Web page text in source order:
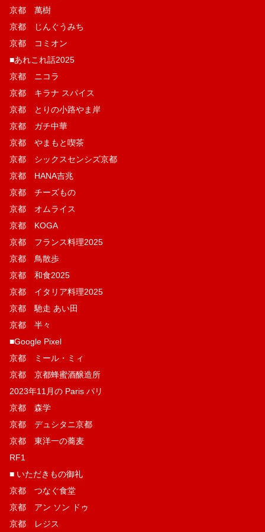
京都 萬樹
京都 じんぐうみち
京都 コミオン
■あれこれ話2025
京都 ニコラ
京都 キラナ スパイス
京都 とりの小路やま岸
京都 ガチ中華
京都 やまもと喫茶
京都 シックスセンシズ京都
京都 HANA吉兆
京都 チーズもの
京都 オムライス
京都 KOGA
京都 フランス料理2025
京都 鳥散歩
京都 和食2025
京都 イタリア料理2025
京都 馳走 あい田
京都 半々
■Google Pixel
京都 ミール・ミィ
京都 京都蜂蜜酒醸造所
2023年11月の Paris パリ
京都 森学
京都 デュシタニ京都
京都 東洋一の蕎麦
RF1
■ いただきもの御礼
京都 つなぐ食堂
京都 アン ソン ドゥ
京都 レジス